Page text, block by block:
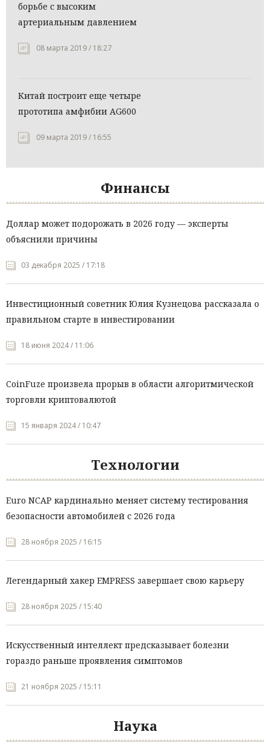
борьбе с высоким
артериальным давлением
08 марта 2019 / 18:27
Китай построит еще четыре
прототипа амфибии AG600
09 марта 2019 / 16:55
Финансы
Доллар может подорожать в 2026 году — эксперты
объяснили причины
03 декабря 2025 / 17:18
Инвестиционный советник Юлия Кузнецова рассказала о
правильном старте в инвестировании
18 июня 2024 / 11:06
CoinFuze произвела прорыв в области алгоритмической
торговли криптовалютой
15 января 2024 / 10:47
Технологии
Euro NCAP кардинально меняет систему тестирования
безопасности автомобилей с 2026 года
28 ноября 2025 / 16:15
Легендарный хакер EMPRESS завершает свою карьеру
28 ноября 2025 / 15:40
Искусственный интеллект предсказывает болезни
гораздо раньше проявления симптомов
21 ноября 2025 / 15:11
Наука